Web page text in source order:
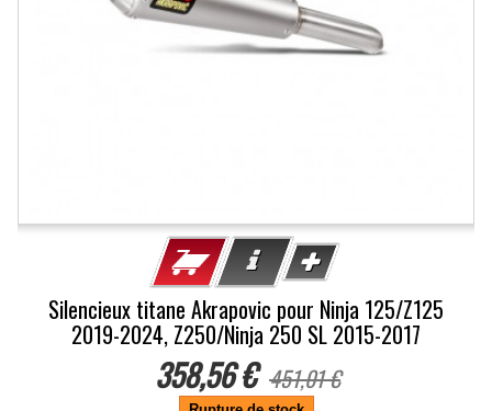
Silencieux titane Akrapovic pour Ninja 125/Z125
2019-2024, Z250/Ninja 250 SL 2015-2017
358,56 € 451,01 €